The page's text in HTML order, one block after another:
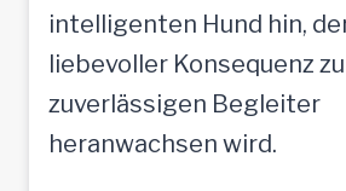
intelligenten Hund hin,
liebevoller Konsequenz
zuverlässigen Begleiter
heranwachsen wird.